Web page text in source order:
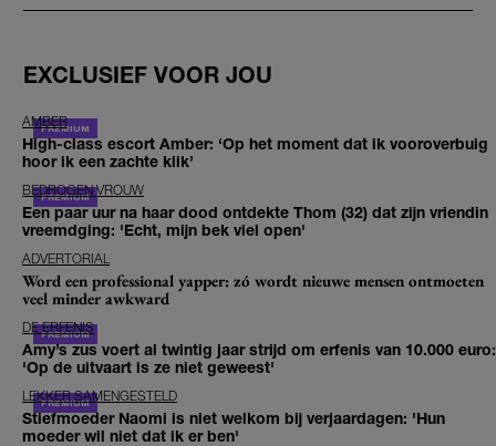
EXCLUSIEF VOOR JOU
AMBER
High-class escort Amber: ‘Op het moment dat ik vooroverbuig
hoor ik een zachte klik’
BEDROGEN VROUW
Een paar uur na haar dood ontdekte Thom (32) dat zijn vriendin
vreemdging: 'Echt, mijn bek viel open'
ADVERTORIAL
Word een professional yapper: zó wordt nieuwe mensen ontmoeten
veel minder awkward
DE ERFENIS
Amy’s zus voert al twintig jaar strijd om erfenis van 10.000 euro:
'Op de uitvaart is ze niet geweest'
LEKKER SAMENGESTELD
Stiefmoeder Naomi is niet welkom bij verjaardagen: 'Hun
moeder wil niet dat ik er ben'